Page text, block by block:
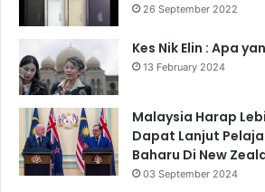
26 September 2022
Kes Nik Elin : Apa
13 February 2024
Malaysia Harap
Dapat Lanjut
Baharu Di New
03 September 2024